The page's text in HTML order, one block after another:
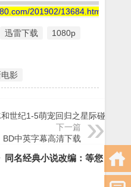
201902/13684.html
迅雷下载 1080p
影
世纪1-5萌宠回归之星际碰撞]
下一篇
中英字幕高清下载
同名经典小说改编：等您